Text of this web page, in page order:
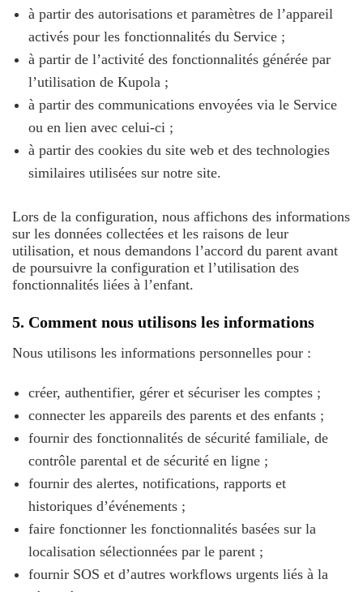
à partir des autorisations et paramètres de l’appareil
activés pour les fonctionnalités du Service ;
à partir de l’activité des fonctionnalités générée par
l’utilisation de Kupola ;
à partir des communications envoyées via le Service
ou en lien avec celui-ci ;
à partir des cookies du site web et des technologies
similaires utilisées sur notre site.
Lors de la configuration, nous affichons des informations
sur les données collectées et les raisons de leur
utilisation, et nous demandons l’accord du parent avant
de poursuivre la configuration et l’utilisation des
fonctionnalités liées à l’enfant.
5. Comment nous utilisons les informations
Nous utilisons les informations personnelles pour :
créer, authentifier, gérer et sécuriser les comptes ;
connecter les appareils des parents et des enfants ;
fournir des fonctionnalités de sécurité familiale, de
contrôle parental et de sécurité en ligne ;
fournir des alertes, notifications, rapports et
historiques d’événements ;
faire fonctionner les fonctionnalités basées sur la
localisation sélectionnées par le parent ;
fournir SOS et d’autres workflows urgents liés à la